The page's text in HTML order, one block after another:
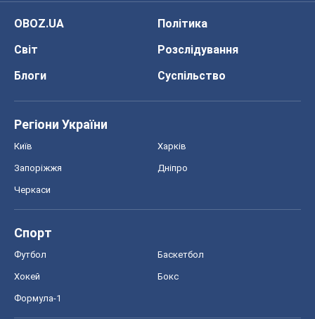
OBOZ.UA
Політика
Світ
Розслідування
Блоги
Суспільство
Регіони України
Київ Харків
Запоріжжя Дніпро
Черкаси
Спорт
Футбол Баскетбол
Хокей Бокс
Формула-1